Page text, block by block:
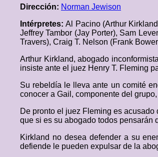
Dirección: Norman Jewison
Intérpretes:Al Pacino (Arthur
Jeffrey Tambor (Jay Porter), Sam
Travers), Craig T. Nelson (Frank
Arthur Kirkland, abogado
insiste ante el juez Henry T. Fleming
Su rebeldía le lleva ante un comité
conocer a Gail, componente del
De pronto el juez Fleming es
que si es su abogado todos pensarán
Kirkland no desea defender a su
defiende le pueden expulsar de la